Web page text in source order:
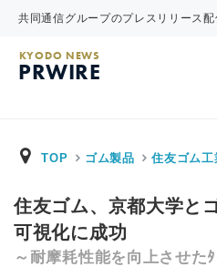
共同通信グループのプレスリリース
KYODO NEWS
PRWIRE
TOP ゴム製品 住友ゴム工
住友ゴム、京都大学と
可視化に成功
～耐摩耗性能を向上させた